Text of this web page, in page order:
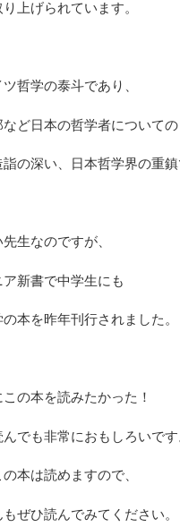
上げられています。
哲学の泰斗であり、
ど日本の哲学者についての
の深い、日本哲学界の重鎮
生なのですが、
新書で中学生にも
本を昨年刊行されました。
の本を読みたかった！
でも非常におもしろいです
本は読めますので、
ぜひ読んでみてください。